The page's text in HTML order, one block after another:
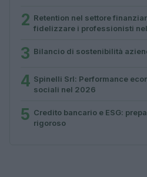
2 Retention nel settore
fidelizzare i professionisti
3 Bilancio di sostenibilità
4 Spinelli Srl: Performance
sociali nel 2026
5 Credito bancario e ESG:
rigoroso